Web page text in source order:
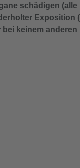
schädigen
bei keinem